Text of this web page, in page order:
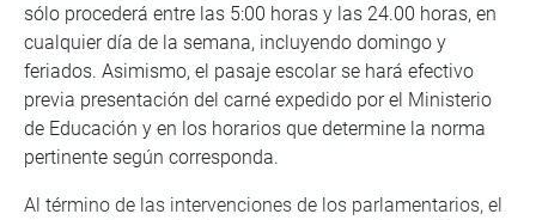
sólo procederá entre las 5:00 horas y las 24.00 horas, en
cualquier día de la semana, incluyendo domingo y
feriados. Asimismo, el pasaje escolar se hará efectivo
previa presentación del carné expedido por el Ministerio
de Educación y en los horarios que determine la norma
pertinente según corresponda.
Al término de las intervenciones de los parlamentarios, el